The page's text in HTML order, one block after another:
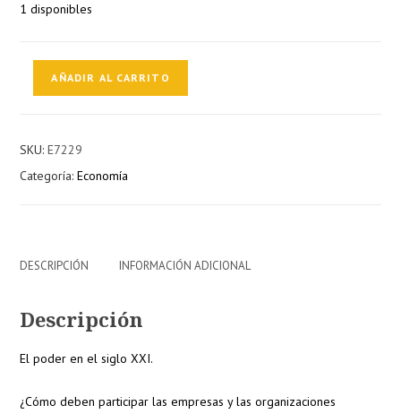
1 disponibles
IncidenciaAÑADIR AL CARRITO
SKU:E7229
Categoría:Economía
DESCRIPCIÓN INFORMACIÓN ADICIONAL
Descripción
El poder en el siglo XXI.
¿Cómo deben participar las empresas y las organizaciones